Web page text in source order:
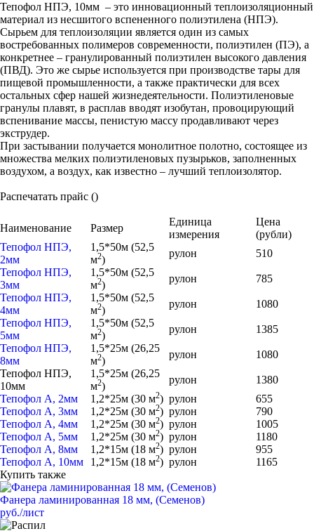
Тепофол НПЭ, 10мм – это инновационный теплоизоляционный
материал из несшитого вспененного полиэтилена (НПЭ).
Сырьем для теплоизоляции является один из самых
востребованных полимеров современности, полиэтилен (ПЭ), а
конкретнее – гранулированный полиэтилен высокого давления
(ПВД). Это же сырье используется при производстве тары для
пищевой промышленности, а также практически для всех
остальных сфер нашей жизнедеятельности. Полиэтиленовые
гранулы плавят, в расплав вводят изобутан, провоцирующий
вспенивание массы, пенистую массу продавливают через
экструдер.
При застывании получается монолитное полотно, состоящее из
множества мелких полиэтиленовых пузырьков, заполненных
воздухом, а воздух, как известно – лучший теплоизолятор.
Распечатать прайс ()
Наименование Размер
Единица
измерения
Цена
(рубли)
Тепофол НПЭ,
2мм
1,5*50м (52,5
м2)
рулон
510
Тепофол НПЭ,
3мм
1,5*50м (52,5
м2)
рулон
785
Тепофол НПЭ,
4мм
1,5*50м (52,5
м2)
рулон
1080
Тепофол НПЭ,
5мм
1,5*50м (52,5
м2)
рулон
1385
Тепофол НПЭ,
8мм
1,5*25м (26,25
м2)
рулон
1080
Тепофол НПЭ,
10мм
1,5*25м (26,25
м2)
рулон
1380
Тепофол А, 2мм
1,2*25м (30 м2) рулон
655
Тепофол А, 3мм
1,2*25м (30 м2) рулон
790
Тепофол А, 4мм
1,2*25м (30 м2) рулон
1005
Тепофол А, 5мм
1,2*25м (30 м2) рулон
1180
Тепофол А, 8мм
1,2*15м (18 м2) рулон
955
Тепофол А, 10мм
1,2*15м (18 м2) рулон
1165
Купить также
Фанера ламинированная 18 мм, (Семенов)
руб./лист